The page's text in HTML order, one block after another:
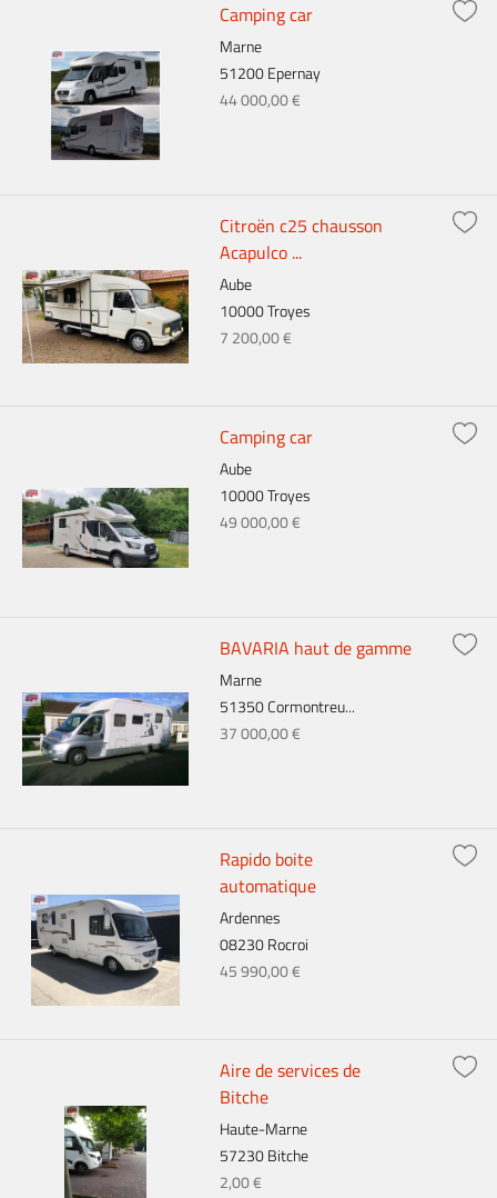
Camping car
Marne
51200 Epernay
44 000,00 €
Citroën c25 chausson
Acapulco ...
Aube
10000 Troyes
7 200,00 €
Camping car
Aube
10000 Troyes
49 000,00 €
BAVARIA haut de gamme
Marne
51350 Cormontreu...
37 000,00 €
Rapido boite
automatique
Ardennes
08230 Rocroi
45 990,00 €
Aire de services de
Bitche
Haute-Marne
57230 Bitche
2,00 €